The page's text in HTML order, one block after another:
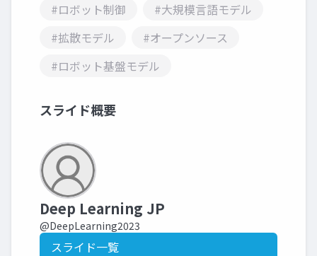
#ロボット制御
#大規模言語モデル
#拡散モデル
#オープンソース
#ロボット基盤モデル
スライド概要
Deep Learning JP
@DeepLearning2023
スライド一覧